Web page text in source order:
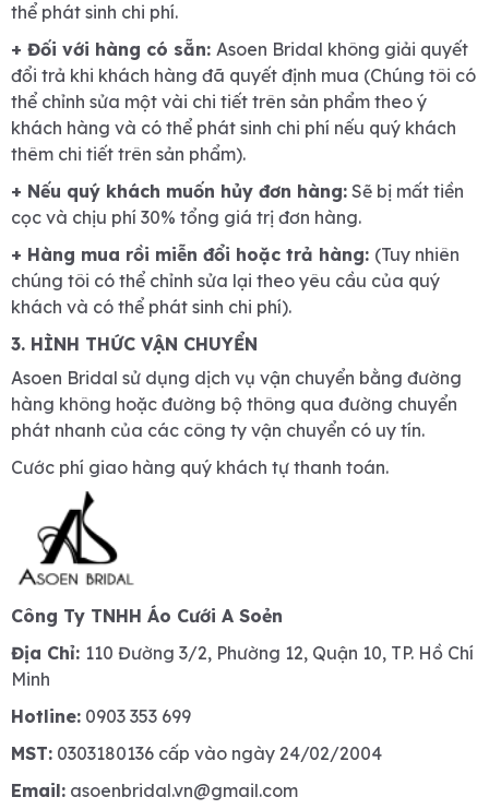
thể phát sinh chi phí.
+ Đối với hàng có sẵn: Asoen Bridal không giải quyết
đổi trả khi khách hàng đã quyết định mua (Chúng tôi có
thể chỉnh sửa một vài chi tiết trên sản phẩm theo ý
khách hàng và có thể phát sinh chi phí nếu quý khách
thêm chi tiết trên sản phẩm).
+ Nếu quý khách muốn hủy đơn hàng: Sẽ bị mất tiền
cọc và chịu phí 30% tổng giá trị đơn hàng.
+ Hàng mua rồi miễn đổi hoặc trả hàng: (Tuy nhiên
chúng tôi có thể chỉnh sửa lại theo yêu cầu của quý
khách và có thể phát sinh chi phí).
3. HÌNH THỨC VẬN CHUYỂN
Asoen Bridal sử dụng dịch vụ vận chuyển bằng đường
hàng không hoặc đường bộ thông qua đường chuyển
phát nhanh của các công ty vận chuyển có uy tín.
Cước phí giao hàng quý khách tự thanh toán.
Công Ty TNHH Áo Cưới A Soẻn
Địa Chỉ: 110 Đường 3/2, Phường 12, Quận 10, TP. Hồ Chí
Minh
Hotline: 0903 353 699
MST: 0303180136 cấp vào ngày 24/02/2004
Email: asoenbridal.vn@gmail.com